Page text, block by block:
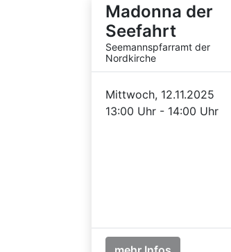
Madonna der
Seefahrt
Seemannspfarramt der
Nordkirche
Mittwoch, 12.11.2025
13:00 Uhr - 14:00 Uhr